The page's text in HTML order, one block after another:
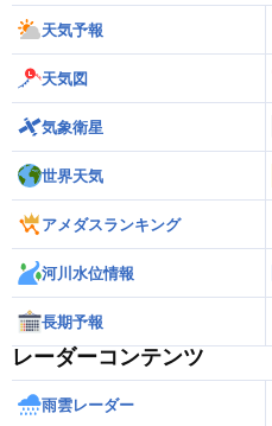
天気予報
天気図
気象衛星
世界天気
アメダスランキング
河川水位情報
長期予報
レーダーコンテンツ
雨雲レーダー